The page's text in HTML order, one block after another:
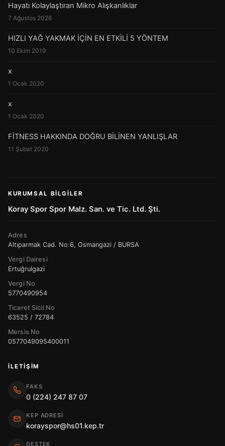
Hayatı Kolaylaştıran Mikro Alışkanlıklar
7 Ağustos 2026
HIZLI YAĞ YAKMAK İÇİN EN ETKİLİ 5 YÖNTEM
10 Ekim 2019
x
1 Ocak 2020
x
1 Ocak 2020
FİTNESS HAKKINDA DOĞRU BİLİNEN YANLIŞLAR
11 Şubat 2020
KURUMSAL BILGILER
Koray Spor Spor Malz. San. ve Tic. Ltd. Şti.
Adres
Altıparmak Cad. No:6, Osmangazi / BURSA
Vergi Dairesi
Ertuğrulgazi
Vergi No
5770490954
Ticaret Sicil No
63525 / 72784
Mersis No
0577049095400011
İLETIŞIM
FAKS
0 (224) 247 87 07
KEP ADRESI
korayspor@hs01.kep.tr
DESTEK